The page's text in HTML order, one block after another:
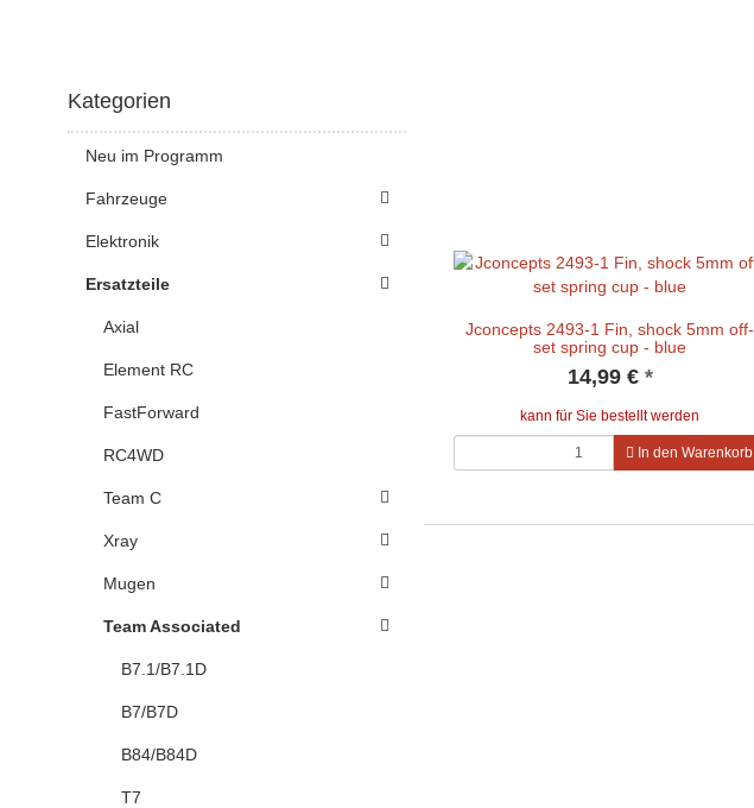
Jconcepts 2493-1 Fin, shock 5mm off-
set spring cup - blue
14,99 € *
kann für Sie bestellt werden
In den Warenkorb
Kategorien
Neu im Programm
Fahrzeuge
Elektronik
Ersatzteile
Axial
Element RC
FastForward
RC4WD
Team C
Xray
Mugen
Team Associated
B7.1/B7.1D
B7/B7D
B84/B84D
T7